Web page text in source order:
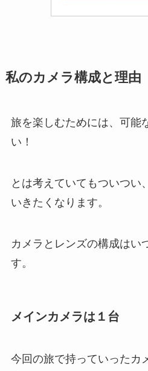
私のカメラ構成と理由
旅を楽しむためには、可能
い！
とは考えていてもついつい
いきたくなります。
カメラとレンズの構成はい
す。
メインカメラは１台
今回の旅で持っていった